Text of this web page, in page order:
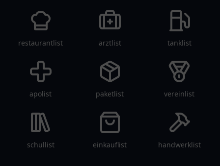
restaurantlist arztlist tanklist
apolist paketlist vereinlist
schullist einkauflist handwerklist